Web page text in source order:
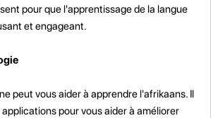
pour que l'apprentissage de la langue
et engageant.
peut vous aider à apprendre l'afrikaans. Il
pour vous aider à améliorer